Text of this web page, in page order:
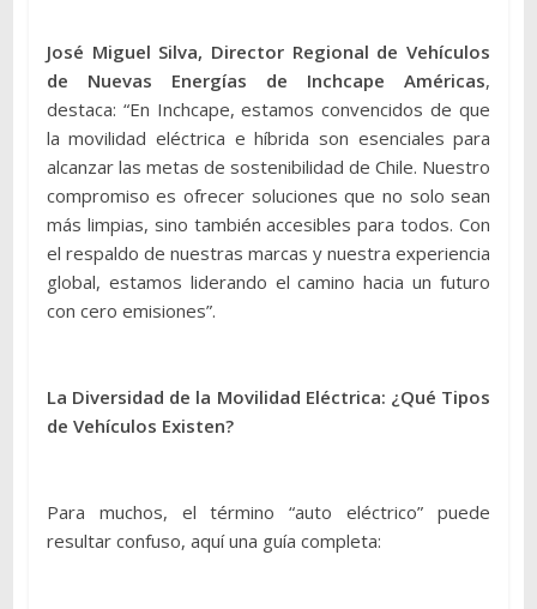
José Miguel Silva, Director Regional de Vehículos
de Nuevas Energías de Inchcape Américas,
destaca: “En Inchcape, estamos convencidos de que
la movilidad eléctrica e híbrida son esenciales para
alcanzar las metas de sostenibilidad de Chile. Nuestro
compromiso es ofrecer soluciones que no solo sean
más limpias, sino también accesibles para todos. Con
el respaldo de nuestras marcas y nuestra experiencia
global, estamos liderando el camino hacia un futuro
con cero emisiones”.
La Diversidad de la Movilidad Eléctrica: ¿Qué Tipos
de Vehículos Existen?
Para muchos, el término “auto eléctrico” puede
resultar confuso, aquí una guía completa: